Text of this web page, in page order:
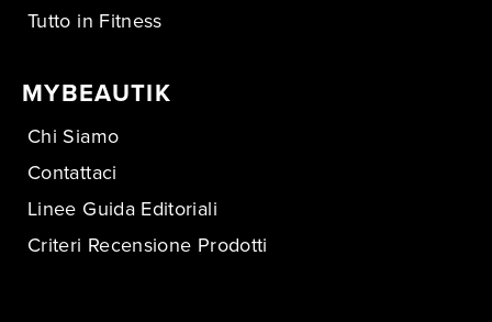
Tutto in Fitness
MYBEAUTIK
Chi Siamo
Contattaci
Linee Guida Editoriali
Criteri Recensione Prodotti